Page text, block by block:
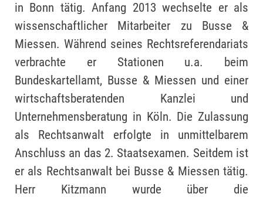
in Bonn tätig. Anfang 2013 wechselte er als
wissenschaftlicher Mitarbeiter zu Busse &
Miessen. Während seines Rechtsreferendariats
verbrachte er Stationen u.a. beim
Bundeskartellamt, Busse & Miessen und einer
wirtschaftsberatenden Kanzlei und
Unternehmensberatung in Köln. Die Zulassung
als Rechtsanwalt erfolgte in unmittelbarem
Anschluss an das 2. Staatsexamen. Seitdem ist
er als Rechtsanwalt bei Busse & Miessen tätig.
Herr Kitzmann wurde über die